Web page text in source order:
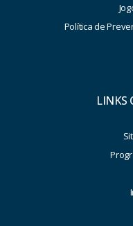
Política de
LINKS